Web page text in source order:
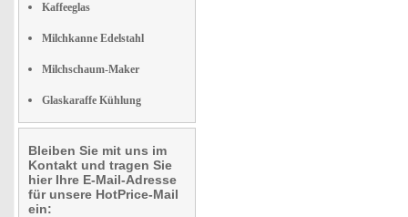
Kaffeeglas
Milchkanne Edelstahl
Milchschaum-Maker
Glaskaraffe Kühlung
Bleiben Sie mit uns im
Kontakt und tragen Sie
hier Ihre E-Mail-Adresse
für unsere HotPrice-Mail
ein: